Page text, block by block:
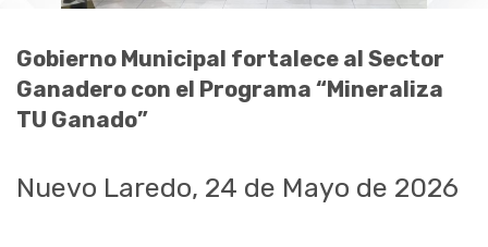
Gobierno Municipal fortalece al Sector
Ganadero con el Programa “Mineraliza
TU Ganado”
Nuevo Laredo, 24 de Mayo de 2026